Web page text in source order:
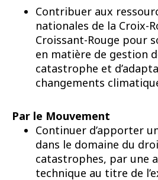
Contribuer aux
nationales de la Croix-
Croissant-Rouge pour
en matière de gestion
catastrophe et
changements
Par le Mouvement
Continuer d’apporter
dans le domaine du
catastrophes, par une
technique au titre de